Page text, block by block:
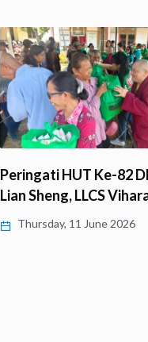
Borobudur Virtual Tour